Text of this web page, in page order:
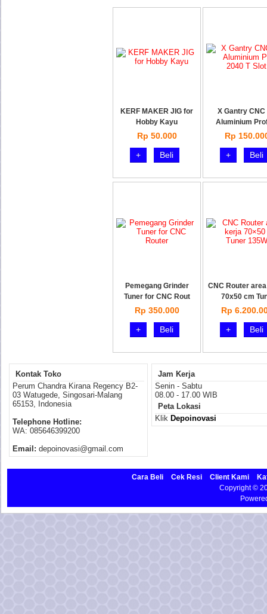
KERF MAKER JIG for
Hobby Kayu
Rp 50.000
+
Beli
X Gantry CNC
Aluminium
Rp
+
Beli
Pemegang Grinder
Tuner for CNC Rout
Rp 350.000
+
Beli
CNC Router
70x50 cm
Rp
+
Beli
Kontak Toko
Perum Chandra Kirana Regency B2-
03 Watugede, Singosari-Malang
65153, Indonesia
Telephone Hotline:
WA: 085646399200
Email: depoinovasi@gmail.com
Jam Kerja
Senin - Sabtu
08.00 - 17.00 WIB
Peta Lokasi
Klik Depoinovasi
Cara Beli Cek Resi Client Kami
Copyright ©